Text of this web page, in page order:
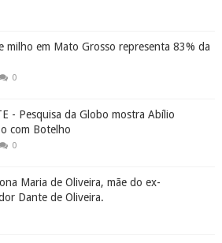
milho em Mato Grosso representa 83% da
0
- Pesquisa da Globo mostra Abílio
com Botelho
0
Maria de Oliveira, mãe do ex-
Dante de Oliveira.